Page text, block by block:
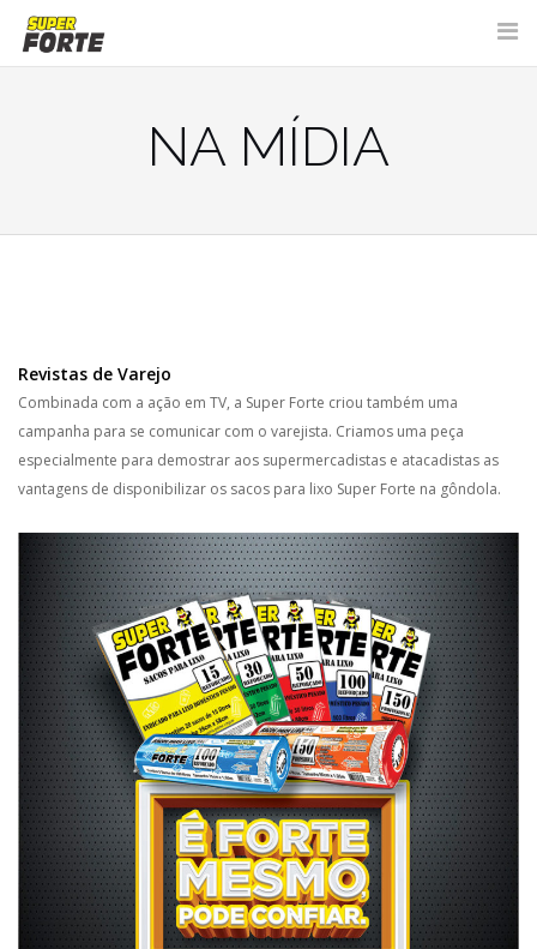
Skip
content
NA MÍDIA
Revistas de Varejo
Combinada com a ação em TV, a Super Forte criou também uma
campanha para se comunicar com o varejista. Criamos uma peça
especialmente para demostrar aos supermercadistas e atacadistas as
vantagens de disponibilizar os sacos para lixo Super Forte na gôndola.